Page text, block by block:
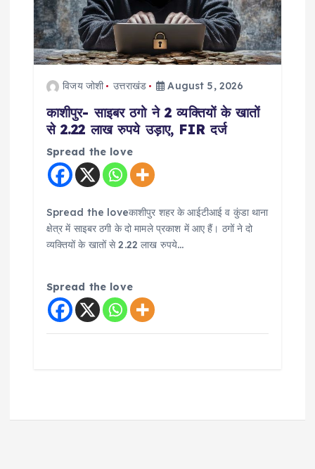
विजय जोशी उत्तराखंड August 5, 2026
काशीपुर- साइबर ठगो ने 2 व्यक्तियों के खातों
से 2.22 लाख रुपये उड़ाए, FIR दर्ज
Spread the love
Spread the loveकाशीपुर शहर के आईटीआई व कुंडा थाना
क्षेत्र में साइबर ठगी के दो मामले प्रकाश में आए हैं। ठगों ने दो
व्यक्तियों के खातों से 2.22 लाख रुपये…
Spread the love